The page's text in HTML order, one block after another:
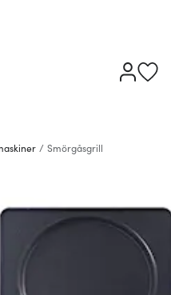
/ Smörgåsgrill